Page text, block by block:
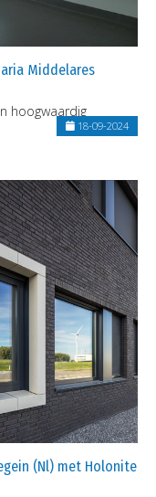
Middelares
hoogwaardig
18-09-2024
(Nl) met Holonite